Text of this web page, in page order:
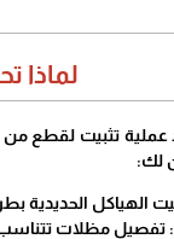
​لماذا
تثبيت لقطع من
لك:
الهياكل
تفصيل مظلات تتناسب